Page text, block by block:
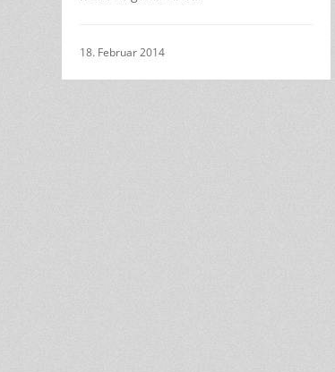
18. Februar 2014